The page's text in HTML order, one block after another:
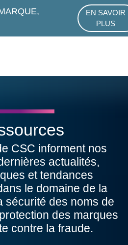
EN SAVOIR
PLUS
ABOUT
CSC informent nos
actualités,
et tendances
le domaine de la
sécurité des noms de
des marques
contre la fraude.